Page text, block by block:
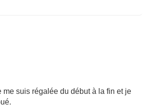
suis régalée du début à la fin et je